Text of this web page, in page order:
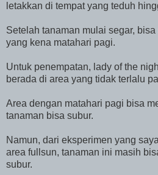
letakkan di tempat yang teduh
Setelah tanaman mulai segar,
yang kena matahari pagi.
Untuk penempatan, lady of the
berada di area yang tidak terlalu
Area dengan matahari pagi bisa
tanaman bisa subur.
Namun, dari eksperimen yang
area fullsun, tanaman ini masih
subur.